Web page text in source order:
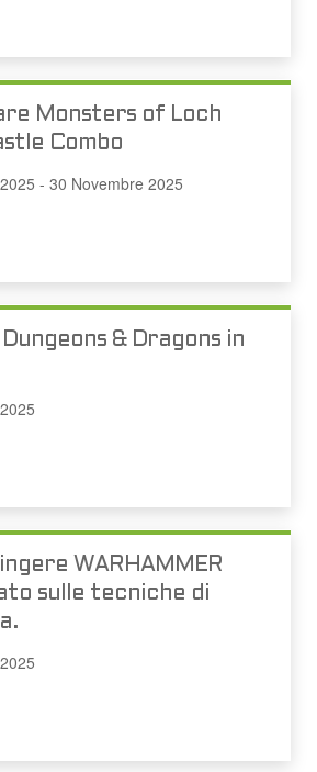
Monsters of Loch
Combo
- 30 Novembre 2025
& Dragons in
WARHAMMER
sulle tecniche di